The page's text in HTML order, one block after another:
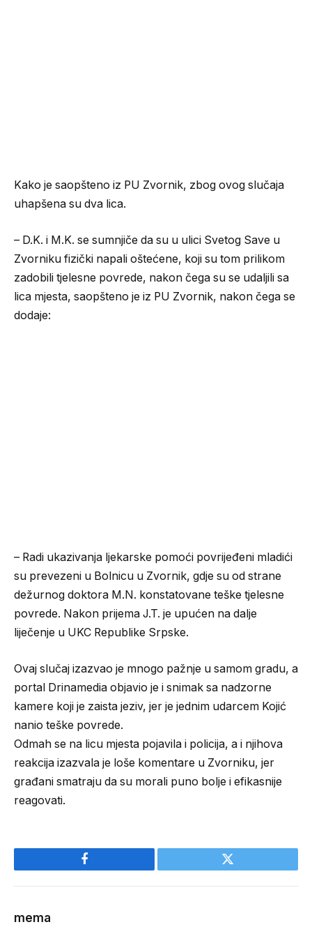
Kako je saopšteno iz PU Zvornik, zbog ovog slučaja
uhapšena su dva lica.
– D.K. i M.K. se sumnjiče da su u ulici Svetog Save u
Zvorniku fizički napali oštećene, koji su tom prilikom
zadobili tjelesne povrede, nakon čega su se udaljili sa
lica mjesta, saopšteno je iz PU Zvornik, nakon čega se
dodaje:
– Radi ukazivanja ljekarske pomoći povrijeđeni mladići
su prevezeni u Bolnicu u Zvornik, gdje su od strane
dežurnog doktora M.N. konstatovane teške tjelesne
povrede. Nakon prijema J.T. je upućen na dalje
liječenje u UKC Republike Srpske.
Ovaj slučaj izazvao je mnogo pažnje u samom gradu, a
portal Drinamedia objavio je i snimak sa nadzorne
kamere koji je zaista jeziv, jer je jednim udarcem Kojić
nanio teške povrede.
Odmah se na licu mjesta pojavila i policija, a i njihova
reakcija izazvala je loše komentare u Zvorniku, jer
građani smatraju da su morali puno bolje i efikasnije
reagovati.
Facebook Twitter
mema